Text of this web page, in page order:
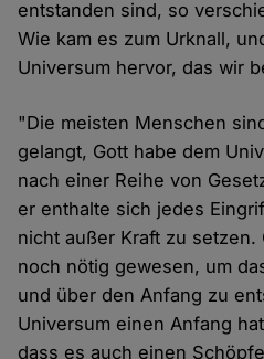
entstanden sind, so
Wie kam es zum Urknall,
Universum hervor, das wir
"Die meisten Menschen
gelangt, Gott habe dem
nach einer Reihe von
er enthalte sich jedes
nicht außer Kraft zu setzen.
noch nötig gewesen, um
und über den Anfang zu
Universum einen Anfang
dass es auch einen